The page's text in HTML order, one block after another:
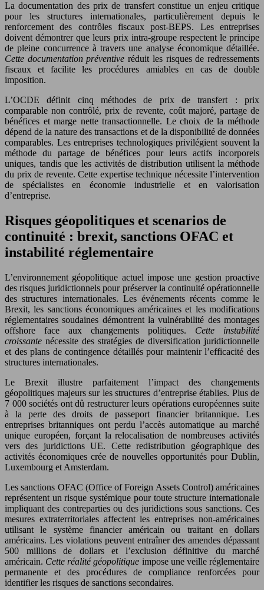
La documentation des prix de transfert constitue un enjeu critique
pour les structures internationales, particulièrement depuis le
renforcement des contrôles fiscaux post-BEPS. Les entreprises
doivent démontrer que leurs prix intra-groupe respectent le principe
de pleine concurrence à travers une analyse économique détaillée.
Cette documentation préventiveréduit les risques de redressements
fiscaux et facilite les procédures amiables en cas de double
imposition.
L’OCDE définit cinq méthodes de prix de transfert : prix
comparable non contrôlé, prix de revente, coût majoré, partage de
bénéfices et marge nette transactionnelle. Le choix de la méthode
dépend de la nature des transactions et de la disponibilité de données
comparables. Les entreprises technologiques privilégient souvent la
méthode du partage de bénéfices pour leurs actifs incorporels
uniques, tandis que les activités de distribution utilisent la méthode
du prix de revente. Cette expertise technique nécessite l’intervention
de spécialistes en économie industrielle et en valorisation
d’entreprise.
Risques géopolitiques et scenarios de
continuité : brexit, sanctions OFAC et
instabilité réglementaire
L’environnement géopolitique actuel impose une gestion proactive
des risques juridictionnels pour préserver la continuité opérationnelle
des structures internationales. Les événements récents comme le
Brexit, les sanctions économiques américaines et les modifications
réglementaires soudaines démontrent la vulnérabilité des montages
offshore face aux changements politiques. Cette instabilité
croissante nécessite des stratégies de diversification juridictionnelle
et des plans de contingence détaillés pour maintenir l’efficacité des
structures internationales.
Le Brexit illustre parfaitement l’impact des changements
géopolitiques majeurs sur les structures d’entreprise établies. Plus de
7 000 sociétés ont dû restructurer leurs opérations européennes suite
à la perte des droits de passeport financier britannique. Les
entreprises britanniques ont perdu l’accès automatique au marché
unique européen, forçant la relocalisation de nombreuses activités
vers des juridictions UE. Cette redistribution géographique des
activités économiques crée de nouvelles opportunités pour Dublin,
Luxembourg et Amsterdam.
Les sanctions OFAC (Office of Foreign Assets Control) américaines
représentent un risque systémique pour toute structure internationale
impliquant des contreparties ou des juridictions sous sanctions. Ces
mesures extraterritoriales affectent les entreprises non-américaines
utilisant le système financier américain ou traitant en dollars
américains. Les violations peuvent entraîner des amendes dépassant
500 millions de dollars et l’exclusion définitive du marché
américain. Cette réalité géopolitique impose une veille réglementaire
permanente et des procédures de compliance renforcées pour
identifier les risques de sanctions secondaires.